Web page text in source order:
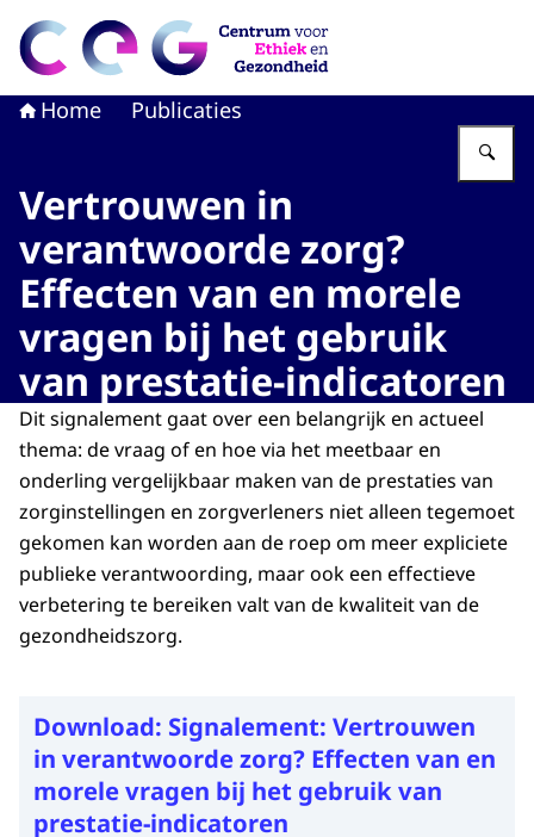
Naar de homepage van CEG - Centrum voor Ethiek en
Home Publicaties
Vertrouwen in
verantwoorde zorg?
Effecten van en morele
vragen bij het gebruik
van prestatie-indicatoren
Dit signalement gaat over een belangrijk en actueel
thema: de vraag of en hoe via het meetbaar en
onderling vergelijkbaar maken van de prestaties van
zorginstellingen en zorgverleners niet alleen tegemoet
gekomen kan worden aan de roep om meer expliciete
publieke verantwoording, maar ook een effectieve
verbetering te bereiken valt van de kwaliteit van de
gezondheidszorg.
Download: Signalement: Vertrouwen
in verantwoorde zorg? Effecten van en
morele vragen bij het gebruik van
prestatie-indicatoren